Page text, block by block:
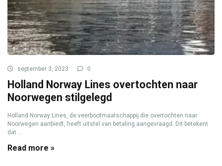
september 3, 2023 0
Holland Norway Lines overtochten naar
Noorwegen stilgelegd
Holland Norway Lines, de veerbootmaatschappij die overtochten naar
Noorwegen aanbiedt, heeft uitstel van betaling aangevraagd. Dit betekent
dat ...
Read more »